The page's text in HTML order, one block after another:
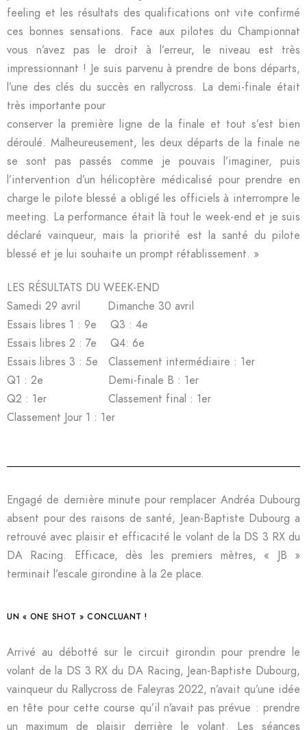
feeling et les résultats des qualifications ont vite confirmé
ces bonnes sensations. Face aux pilotes du Championnat
vous n’avez pas le droit à l’erreur, le niveau est très
impressionnant ! Je suis parvenu à prendre de bons départs,
l’une des clés du succès en rallycross. La demi-finale était
très importante pour
conserver la première ligne de la finale et tout s’est bien
déroulé. Malheureusement, les deux départs de la finale ne
se sont pas passés comme je pouvais l’imaginer, puis
l’intervention d’un hélicoptère médicalisé pour prendre en
charge le pilote blessé a obligé les officiels à interrompre le
meeting. La performance était là tout le week-end et je suis
déclaré vainqueur, mais la priorité est la santé du pilote
blessé et je lui souhaite un prompt rétablissement. »
LES RÉSULTATS DU WEEK-END
Samedi 29 avril Dimanche 30 avril
Essais libres 1 : 9e Q3 : 4e
Essais libres 2 : 7e Q4: 6e
Essais libres 3 : 5e Classement intermédiaire : 1er
Q1 : 2e Demi-finale B : 1er
Q2 : 1er Classement final : 1er
Classement Jour 1 : 1er
Engagé de dernière minute pour remplacer Andréa Dubourg
absent pour des raisons de santé, Jean-Baptiste Dubourg a
retrouvé avec plaisir et efficacité le volant de la DS 3 RX du
DA Racing. Efficace, dès les premiers mètres, « JB »
terminait l’escale girondine à la 2e place.
UN « ONE SHOT » CONCLUANT !
Arrivé au débotté sur le circuit girondin pour prendre le
volant de la DS 3 RX du DA Racing, Jean-Baptiste Dubourg,
vainqueur du Rallycross de Faleyras 2022, n’avait qu’une idée
en tête pour cette course qu’il n’avait pas prévue : prendre
un maximum de plaisir derrière le volant. Les séances